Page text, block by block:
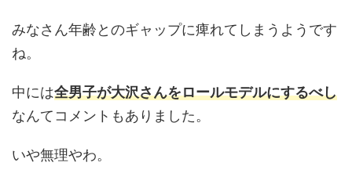
みなさん年齢とのギャップに痺れてしまうようです
ね。
中には全男子が大沢さんをロールモデルにするべし
なんてコメントもありました。
いや無理やわ。